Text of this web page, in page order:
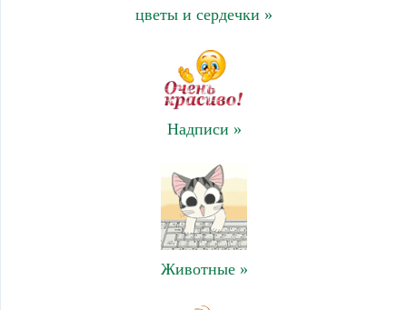
цветы и сердечки »
Надписи »
Животные »